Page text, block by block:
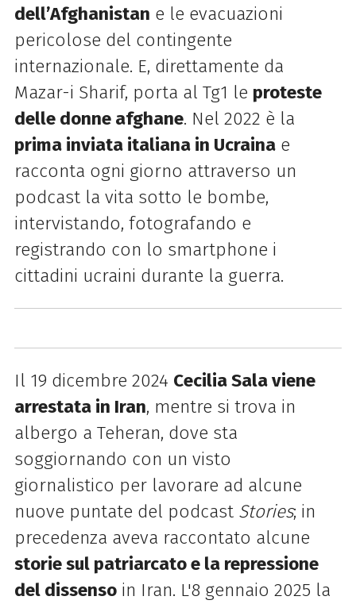
dell’Afghanistan e le evacuazioni
pericolose del contingente
internazionale. E, direttamente da
Mazar-i Sharif, porta al Tg1 le proteste
delle donne afghane. Nel 2022 è la
prima inviata italiana in Ucrainae
racconta ogni giorno attraverso un
podcast la vita sotto le bombe,
intervistando, fotografando e
registrando con lo smartphone i
cittadini ucraini durante la guerra.
Il 19 dicembre 2024 Cecilia Sala viene
arrestata in Iran, mentre si trova in
albergo a Teheran, dove sta
soggiornando con un visto
giornalistico per lavorare ad alcune
nuove puntate del podcast Stories; in
precedenza aveva raccontato alcune
storie sul patriarcatoe la repressione
del dissensoin Iran. L'8 gennaio 2025 la